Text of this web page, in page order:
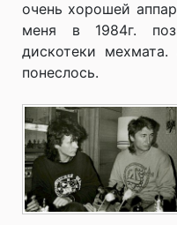
очень хорошей
меня в 1984г.
дискотеки
понеслось.